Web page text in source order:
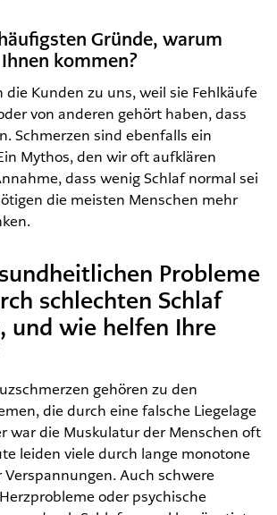
Gründe, warum
kommen?
Kunden zu uns, weil sie Fehlkäufe
von anderen gehört haben, dass
Schmerzen sind ebenfalls ein
Mythos, den wir oft aufklären
dass wenig Schlaf normal sei
die meisten Menschen mehr
Probleme
schlechten Schlaf
und wie helfen Ihre
gehören zu den
die durch eine falsche Liegelage
war die Muskulatur der Menschen oft
leiden viele durch lange monotone
Auch schwere
oder psychische